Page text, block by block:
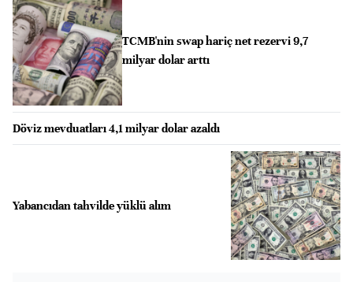
TCMB'nin swap hariç net rezervi 9,7
milyar dolar arttı
Döviz mevduatları 4,1 milyar dolar azaldı
Yabancıdan tahvilde yüklü alım